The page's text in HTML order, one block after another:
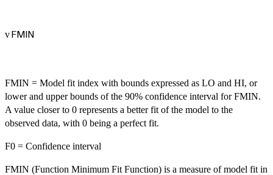
vFMIN
FMIN = Model fit index with bounds expressed as LO and HI, or
lower and upper bounds of the 90% confidence interval for FMIN.
A value closer to 0 represents a better fit of the model to the
observed data, with 0 being a perfect fit.
F0 = Confidence interval
FMIN (Function Minimum Fit Function) is a measure of model fit in